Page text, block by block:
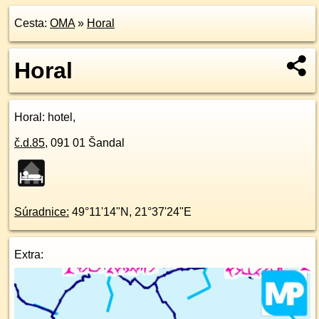
Cesta: OMA» Horal
Horal
Horal : hotel,
č.d.85, 091 01 Šandal
Súradnice: 49°11'14"N , 21°37'24"E
Extra: